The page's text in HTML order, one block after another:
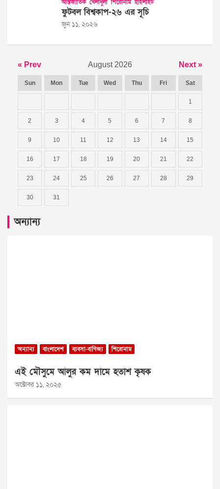
আন্তর্জাতিক খেলাধুলা শিরোনাম হাইলাইট
ফুটবল বিশ্বকাপ-২৬ এর সূচি
জুন ১১, ২০২৬
« Prev August 2026 Next »
Sun Mon Tue Wed Thu Fri Sat
1
2 3 4 5 6 7 8
9 10 11 12 13 14 15
16 17 18 19 20 21 22
23 24 25 26 27 28 29
30 31
অন্যান্য
অন্যান্য বাংলাদেশ ব্যবসা-বাণিজ্য শিরোনাম
এই মৌসুমে আলুর কম দামে হতাশ কৃষক
অক্টোবর ১১, ২০২৫